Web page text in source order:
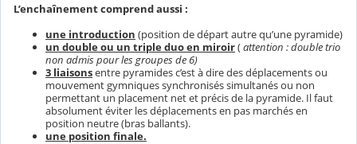
L’enchaînement comprend aussi :
une introduction (position de départ autre qu’une pyramide)
un double ou un triple duo en miroir(attention : double trio
non admis pour les groupes de 6)
3 liaisonsentre pyramides c’est à dire des déplacements ou
mouvement gymniques synchronisés simultanés ou non
permettant un placement net et précis de la pyramide. Il faut
absolument éviter les déplacements en pas marchés en
position neutre (bras ballants).
une position finale.